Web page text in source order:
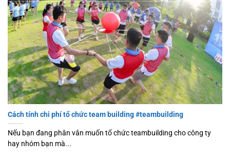
Cách tính chi phí tổ chức team building #teambuilding
Nếu bạn đang phân vân muốn tổ chức teambuilding cho công ty
hay nhóm bạn mà...